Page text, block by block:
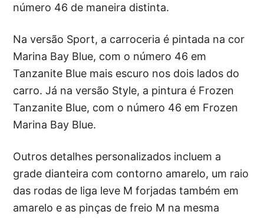
número 46 de maneira distinta.
Na versão Sport, a carroceria é pintada na cor
Marina Bay Blue, com o número 46 em
Tanzanite Blue mais escuro nos dois lados do
carro. Já na versão Style, a pintura é Frozen
Tanzanite Blue, com o número 46 em Frozen
Marina Bay Blue.
Outros detalhes personalizados incluem a
grade dianteira com contorno amarelo, um raio
das rodas de liga leve M forjadas também em
amarelo e as pinças de freio M na mesma